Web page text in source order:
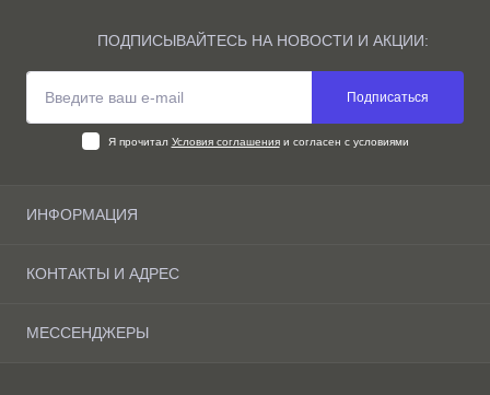
ПОДПИСЫВАЙТЕСЬ НА НОВОСТИ И АКЦИИ:
Подписаться
Я прочитал Условия соглашенияи согласен с условиями
ИНФОРМАЦИЯ
Доставка и оплата Ижевске
Связаться с нами
КОНТАКТЫ И АДРЕС
МЕССЕНДЖЕРЫ